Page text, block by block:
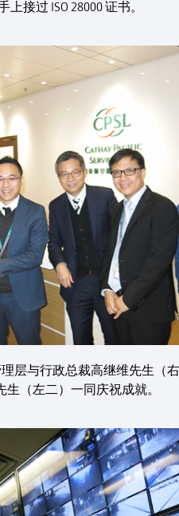
上接过 ISO 28000 证书。
层与行政总裁高继维先生（
生（左二）一同庆祝成就。